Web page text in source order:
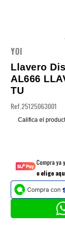
YOI
Llavero
AL666
TU
Ref. 25125063001
Califica el
Compra ya
o elige